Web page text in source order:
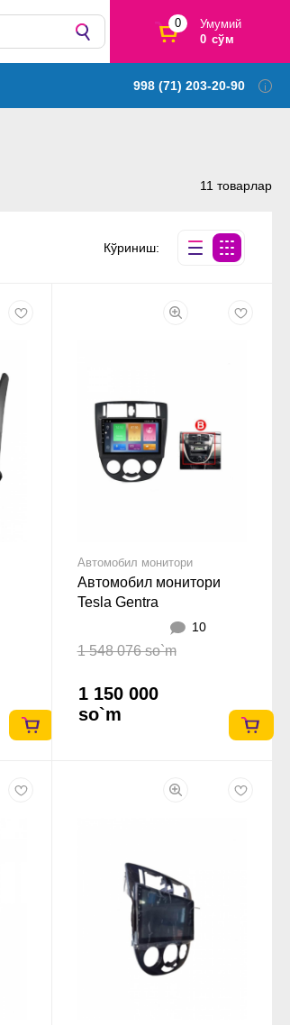
0
Умумий
0 сўм
998 (71) 203-20-90
11 товарлар
Кўриниш:
Автомобил монитори
Автомобил монитори
Tesla Gentra
10
1 548 076 so`m
1 150 000
so`m